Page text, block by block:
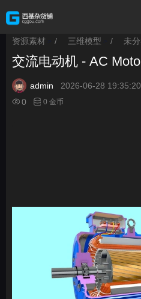
资源素材 / 三维模型 / 未
交流电动机 - AC
admin
2026-06-28
0
0 金币